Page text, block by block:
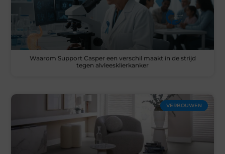
Waarom Support Casper een verschil maakt in de strijd
tegen alvleesklierkanker
VERBOUWEN